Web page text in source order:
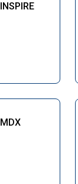
INSPIRE
MDX